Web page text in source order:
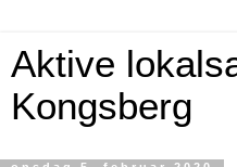
Aktive
Kongsberg